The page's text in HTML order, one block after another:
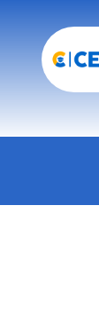
contenido